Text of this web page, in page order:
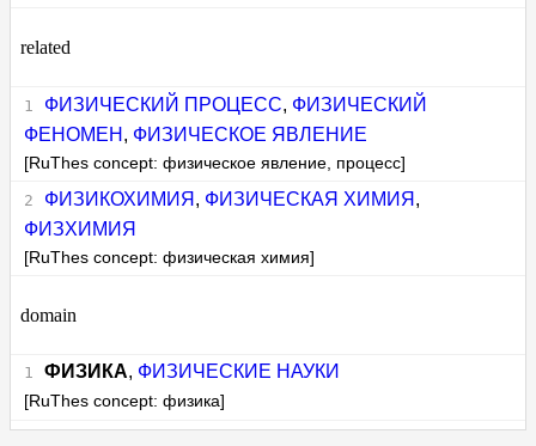
related
ФИЗИЧЕСКИЙ ПРОЦЕСС, ФИЗИЧЕСКИЙ
ФЕНОМЕН , ФИЗИЧЕСКОЕ ЯВЛЕНИЕ
[RuThes concept: физическое явление, процесс]
ФИЗИКОХИМИЯ , ФИЗИЧЕСКАЯ ХИМИЯ ,
ФИЗХИМИЯ
[RuThes concept: физическая химия]
domain
ФИЗИКА, ФИЗИЧЕСКИЕ НАУКИ
[RuThes concept: физика]